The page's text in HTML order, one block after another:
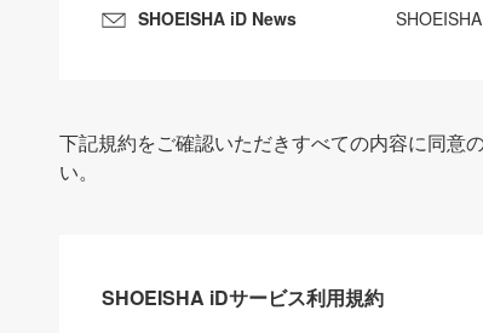
SHOEISHA iD News
下記規約をご確認いただきすべての内容に同意
い。
SHOEISHA iDサービス利用規約